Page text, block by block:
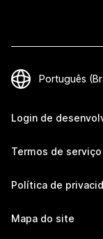
Login de
Termos de serviço
Política de
Mapa do site